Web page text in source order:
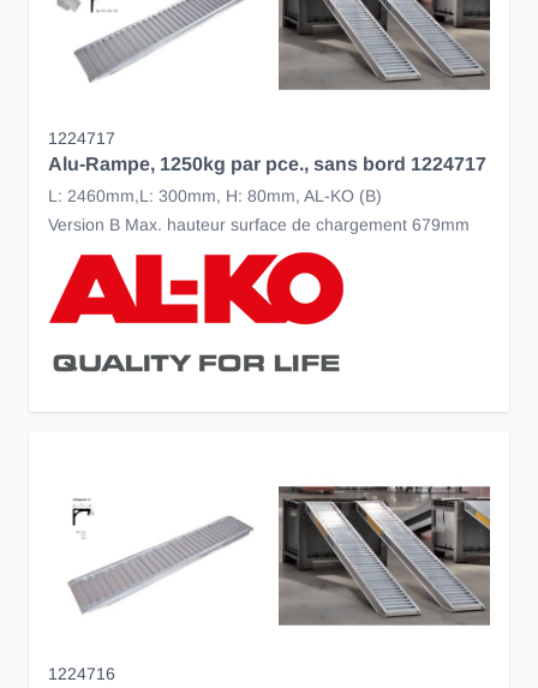
1224717
Alu-Rampe, 1250kg par pce., sans bord 1224717
L: 2460mm,L: 300mm, H: 80mm, AL-KO (B)
Version B Max. hauteur surface de chargement 679mm
1224716